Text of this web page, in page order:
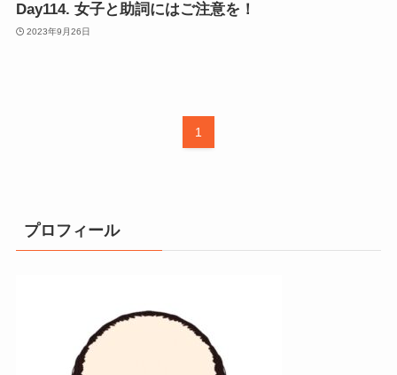
Day114. 女子と助詞にはご注意を！
2023年9月26日
1
プロフィール